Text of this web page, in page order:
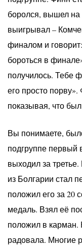
боролся, вышел на
выигрывал –
финалом и
бороться в
получилось. Тебе
его просто
показывая, что
Вы понимаете,
подгруппе первый
выходил за
из Болгарии стал
положил его за 20
медаль. Взял её
положил в
радовала. Многие